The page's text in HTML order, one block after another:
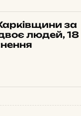
за
людей, 18